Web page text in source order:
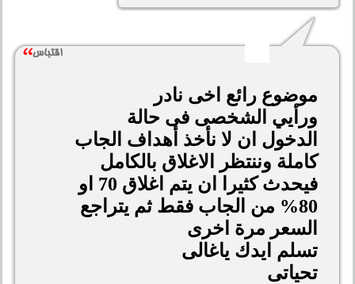
موضوع رائع اخى نادر
ورأيي الشخصى فى حالة
الدخول ان لا نأخذ أهداف الجاب
كاملة وننتظر الاغلاق بالكامل
فيحدث كثيرا ان يتم اغلاق 70 او
80% من الجاب فقط ثم يتراجع
السعر مرة اخرى
تسلم ايدك ياغالى
تحياتى